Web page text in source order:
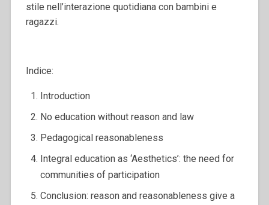
stile nell’interazione quotidiana con bambini e
ragazzi.
Indice:
Introduction
No education without reason and law
Pedagogical reasonableness
Integral education as ‘Aesthetics’: the need for
communities of participation
Conclusion: reason and reasonableness give a